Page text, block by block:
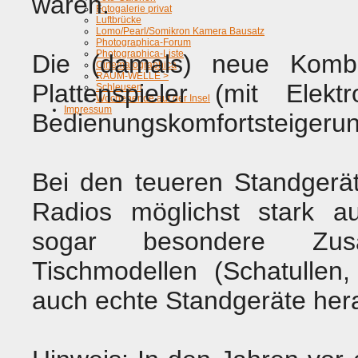
Fotogalerie privat
Luftbrücke
Lomo/Pearl/Somikron Kamera Bausatz
Photographica-Forum
Photographica-Liste
Cinematographica
RAUM-WELLE >
Schleusen
Wochenende auf der Insel
Impressum
Die (damals) neue
Plattenspieler (mit
Bei den teueren
Radios möglichst stark
sogar besondere
Tischmodellen
auch echte Standgeräte